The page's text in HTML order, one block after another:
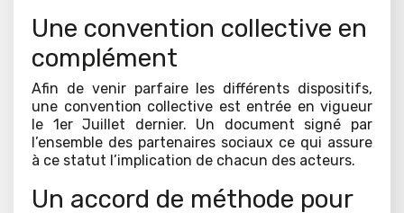
Une convention collective en
complément
Afin de venir parfaire les différents dispositifs,
une convention collective est entrée en vigueur
le 1er Juillet dernier. Un document signé par
l’ensemble des partenaires sociaux ce qui assure
à ce statut l’implication de chacun des acteurs.
Un accord de méthode pour